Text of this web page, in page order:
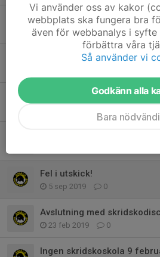
Inställd skridskoskola 29/1
25 jan 2022 0
Lördag 8/1
Säsongsavslutning 7/3
Fel i utskick!
5 sep 2019 0
Avslutning med
23 feb 2019 0
Ingen skridskoskola 9
Vi använder oss av kakor
webbplats ska fungera bra
även för webbanalys i
förbättra våra
Så använder vi
Godkänn alla
Bara